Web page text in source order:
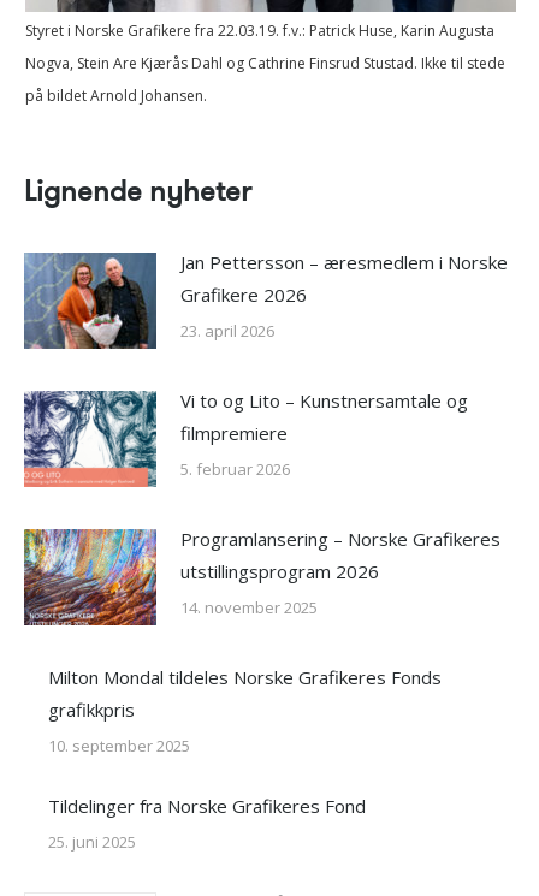
Styret i Norske Grafikere fra 22.03.19. f.v.: Patrick Huse, Karin Augusta
Nogva, Stein Are Kjærås Dahl og Cathrine Finsrud Stustad. Ikke til stede
på bildet Arnold Johansen.
Lignende nyheter
Jan Pettersson – æresmedlem i Norske
Grafikere 2026
23. april 2026
Vi to og Lito – Kunstnersamtale og
filmpremiere
5. februar 2026
Programlansering – Norske Grafikeres
utstillingsprogram 2026
14. november 2025
Milton Mondal tildeles Norske Grafikeres Fonds
grafikkpris
10. september 2025
Tildelinger fra Norske Grafikeres Fond
25. juni 2025